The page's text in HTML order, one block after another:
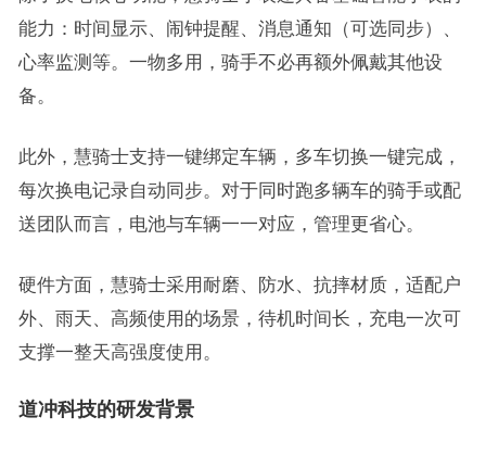
能力：时间显示、闹钟提醒、消息通知（可选同步）、
心率监测等。一物多用，骑手不必再额外佩戴其他设
备。
此外，慧骑士支持一键绑定车辆，多车切换一键完成，
每次换电记录自动同步。对于同时跑多辆车的骑手或配
送团队而言，电池与车辆一一对应，管理更省心。
硬件方面，慧骑士采用耐磨、防水、抗摔材质，适配户
外、雨天、高频使用的场景，待机时间长，充电一次可
支撑一整天高强度使用。
道冲科技的研发背景